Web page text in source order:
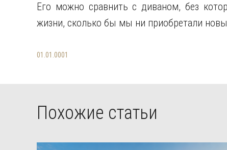
Его можно сравнить с диваном, без
жизни, сколько бы мы ни приобретали
01.01.0001
Похожие статьи